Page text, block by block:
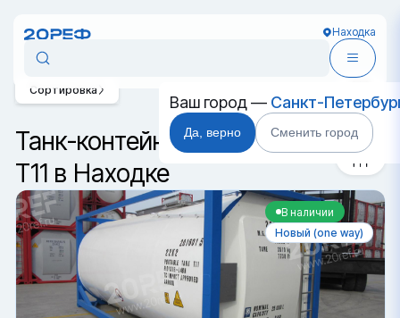
Находка
Ваш город — Санкт-
Да, верно Сменить город
Танк-контейнер DC класса
T11 в Находке
Сортировка
В наличии
Новый (one way)